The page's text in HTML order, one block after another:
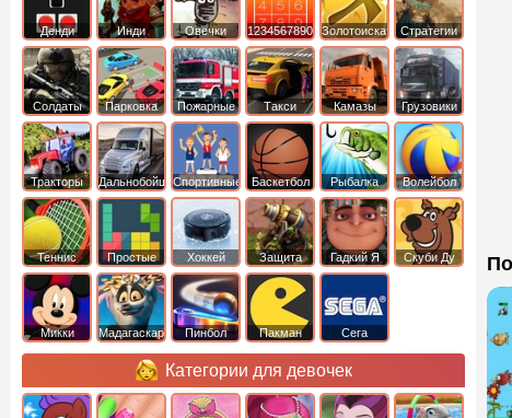
Денди Инди
Овечки
идут домой
1234567890 ЗолотоискательСтратегии
Солдаты
Парковка
машин
Пожарные
машины
Такси Камазы Грузовики
Тракторы ДальнобойщикиСпортивные Баскетбол Рыбалка Волейбол
Теннис Простые Хоккей
Защита
башни
Гадкий Я Скуби Ду
Микки
Мадагаскар Пинбол Пакман Сега
Категории для девочек